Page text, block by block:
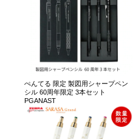
ぺんてる 限定 製図用シャープペン
シル 60周年限定 3本セット
PGANAST